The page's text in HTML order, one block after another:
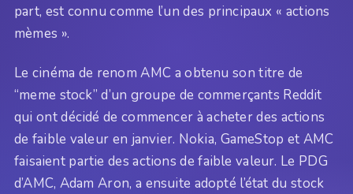
part, est connu comme l’un des principaux « actions
mèmes ».
Le cinéma de renom AMC a obtenu son titre de
“meme stock” d’un groupe de commerçants Reddit
qui ont décidé de commencer à acheter des actions
de faible valeur en janvier. Nokia, GameStop et AMC
faisaient partie des actions de faible valeur. Le PDG
d’AMC, Adam Aron, a ensuite adopté l’état du stock